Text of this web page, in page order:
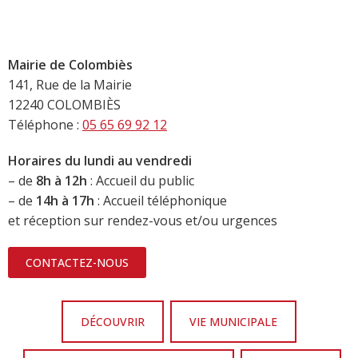
Mairie de Colombiès
141, Rue de la Mairie
12240 COLOMBIÈS
Téléphone : 05 65 69 92 12
Horaires du lundi au vendredi
– de 8h à 12h : Accueil du public
– de 14h à 17h : Accueil téléphonique
et réception sur rendez-vous et/ou urgences
CONTACTEZ-NOUS
DÉCOUVRIR VIE MUNICIPALE